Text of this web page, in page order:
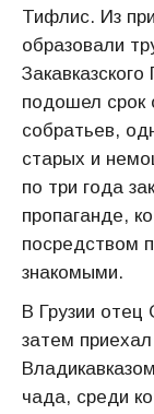
Тифлис. Из
образовали
подошел срок
собратьев,
старых и
по три года
пропаганде,
посредством
знакомыми.
В Грузии
затем
чада, среди